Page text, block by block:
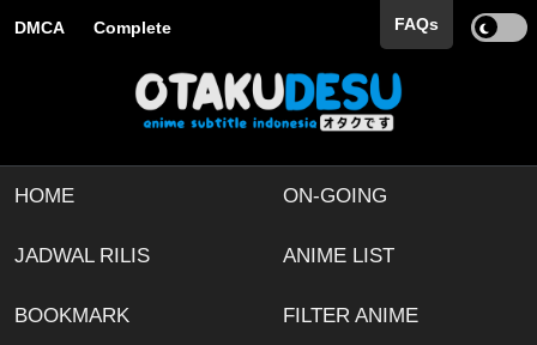
DMCA Complete FAQs
HOME ON-GOING
JADWAL RILIS ANIME LIST
BOOKMARK FILTER ANIME